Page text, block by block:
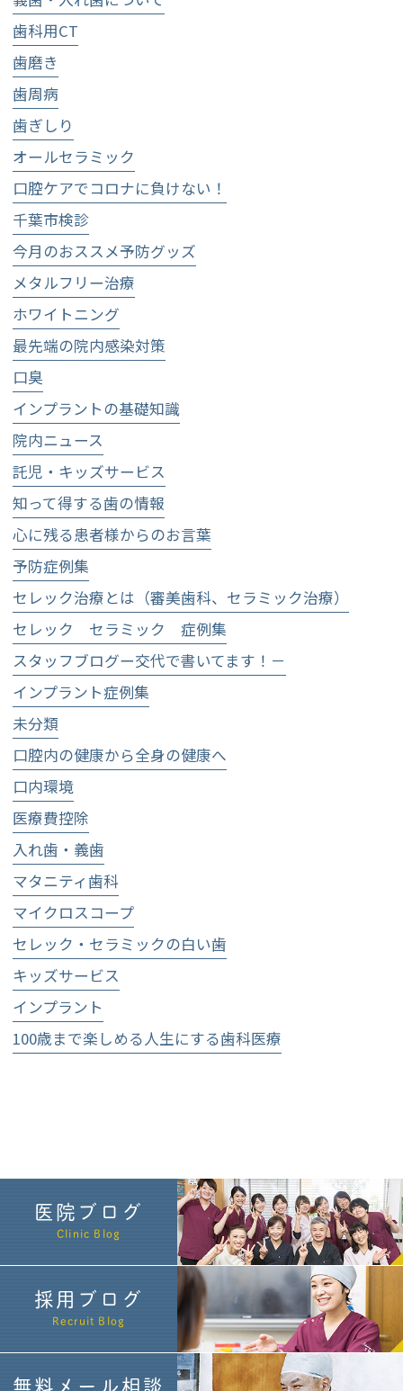
歯科用CT
歯磨き
歯周病
歯ぎしり
オールセラミック
口腔ケアでコロナに負けない！
千葉市検診
今月のおススメ予防グッズ
メタルフリー治療
ホワイトニング
最先端の院内感染対策
口臭
インプラントの基礎知識
院内ニュース
託児・キッズサービス
知って得する歯の情報
心に残る患者様からのお言葉
予防症例集
セレック治療とは（審美歯科、セラミック治療）
セレック セラミック 症例集
スタッフブログー交代で書いてます！－
インプラント症例集
未分類
口腔内の健康から全身の健康へ
口内環境
医療費控除
入れ歯・義歯
マタニティ歯科
マイクロスコープ
セレック・セラミックの白い歯
キッズサービス
インプラント
100歳まで楽しめる人生にする歯科医療
医院ブログ
Clinic Blog
採用ブログ
Recruit Blog